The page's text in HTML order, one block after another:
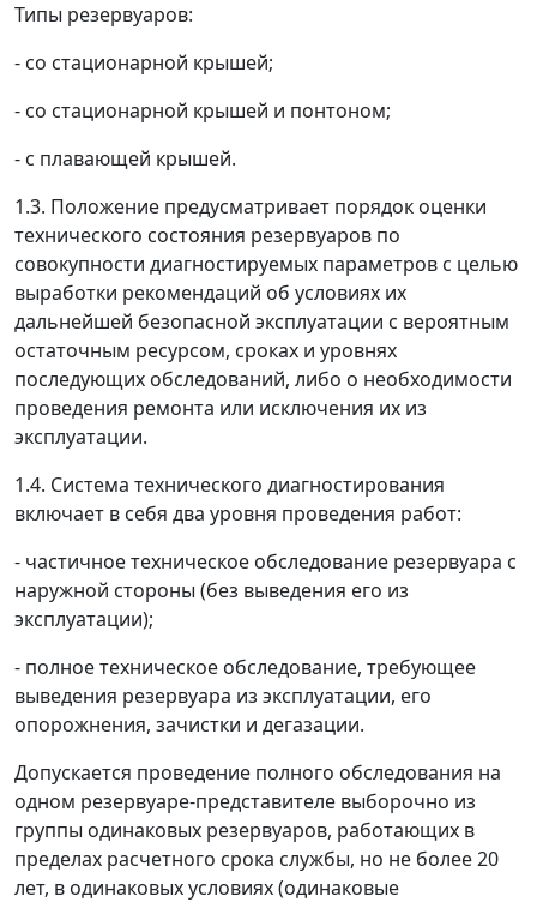
Типы резервуаров:
- со стационарной крышей;
- со стационарной крышей и понтоном;
- с плавающей крышей.
1.3. Положение предусматривает порядок оценки
технического состояния резервуаров по
совокупности диагностируемых параметров с целью
выработки рекомендаций об условиях их
дальнейшей безопасной эксплуатации с вероятным
остаточным ресурсом, сроках и уровнях
последующих обследований, либо о необходимости
проведения ремонта или исключения их из
эксплуатации.
1.4. Система технического диагностирования
включает в себя два уровня проведения работ:
- частичное техническое обследование резервуара с
наружной стороны (без выведения его из
эксплуатации);
- полное техническое обследование, требующее
выведения резервуара из эксплуатации, его
опорожнения, зачистки и дегазации.
Допускается проведение полного обследования на
одном резервуаре-представителе выборочно из
группы одинаковых резервуаров, работающих в
пределах расчетного срока службы, но не более 20
лет, в одинаковых условиях (одинаковые